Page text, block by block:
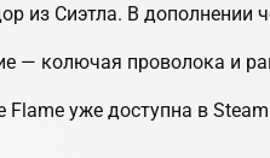
из Сиэтла. В
— колючая проволока и
Flame уже доступна в